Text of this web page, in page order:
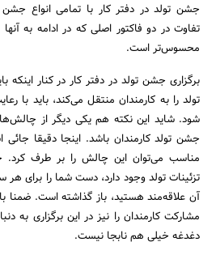
جشن تولد در دفتر کار با تمامی انواع
تفاوت در دو فاکتور اصلی که در ادامه به
محسوس‌تر است.
برگزاری جشن تولد در دفتر کار در کنار
تولد را به کارمندان منتقل می‌کند، باید با
شود. شاید این نکته هم یکی دیگر از
جشن تولد کارمندان باشد. اینجا دقیقا
مناسب می‌توان این چالش را بر طرف کرد.
تزئینات تولد وجود دارد، دست شما را برای
آن علاقه‌مند هستید، باز گذاشته است. ضمنا
مشارکت کارمندان را نیز در این برگزاری به
دغدغه خیلی هم نابجا نیست.